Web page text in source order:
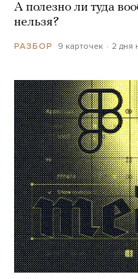
А полезно ли туда
нельзя?
РАЗБОР 9 карточек 2 дня